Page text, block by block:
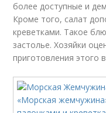
более доступные и
Кроме того, салат
креветками. Такое
застолье. Хозяйки
приготовления этого